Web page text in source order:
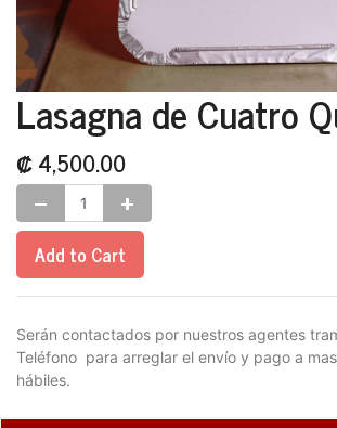
Lasagna de Cuatro
₡4,500.00
Add to Cart
Serán contactados por nuestros agentes
Teléfono para arreglar el envío y pago a
hábiles.